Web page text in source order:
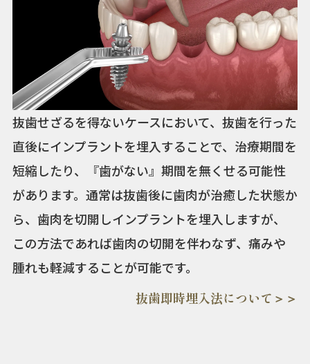
抜歯せざるを得ないケースにおいて、抜歯を行った
直後にインプラントを埋入することで、治療期間を
短縮したり、『歯がない』期間を無くせる可能性
があります。通常は抜歯後に歯肉が治癒した状態か
ら、歯肉を切開しインプラントを埋入しますが、
この方法であれば歯肉の切開を伴わなず、痛みや
腫れも軽減することが可能です。
抜歯即時埋入法について＞＞